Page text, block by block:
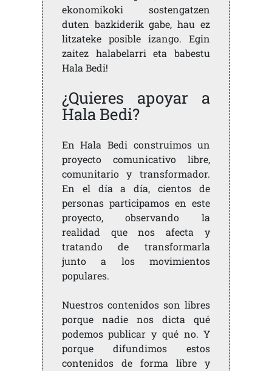
ekonomikoki sostengatzen
duten bazkiderik gabe, hau ez
litzateke posible izango. Egin
zaitez halabelarri eta babestu
Hala Bedi!
¿Quieres apoyar a
Hala Bedi?
En Hala Bedi construimos un
proyecto comunicativo libre,
comunitario y transformador.
En el día a día, cientos de
personas participamos en este
proyecto, observando la
realidad que nos afecta y
tratando de transformarla
junto a los movimientos
populares.
Nuestros contenidos son libres
porque nadie nos dicta qué
podemos publicar y qué no. Y
porque difundimos estos
contenidos de forma libre y